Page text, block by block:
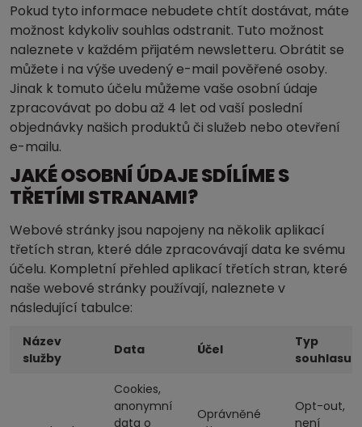
Pokud tyto informace nebudete chtít dostávat, máte
možnost kdykoliv souhlas odstranit. Tuto možnost
naleznete v každém přijatém newsletteru. Obrátit se
můžete i na výše uvedený e-mail pověřené osoby.
Jinak k tomuto účelu můžeme vaše osobní údaje
zpracovávat po dobu až 4 let od vaší poslední
objednávky našich produktů či služeb nebo otevření
e-mailu.
JAKÉ OSOBNÍ ÚDAJE SDÍLÍME S
TŘETÍMI STRANAMI?
Webové stránky jsou napojeny na několik aplikací
třetích stran, které dále zpracovávají data ke svému
účelu. Kompletní přehled aplikací třetích stran, které
naše webové stránky používají, naleznete v
následující tabulce:
Název
služby
Data Účel
Typ
souhlasu
Cookies,
anonymní
data o
Oprávněné
Opt-out,
není